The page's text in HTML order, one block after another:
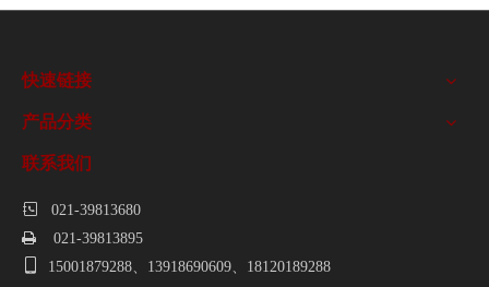
快速链接
产品分类
联系我们
 021-39813680
 021-39813895
15001879288、13918690609、18120189288